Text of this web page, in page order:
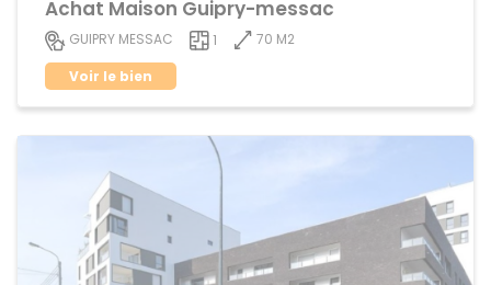
Achat Maison Guipry-messac
GUIPRY MESSAC 1
70 M2
Voir le bien